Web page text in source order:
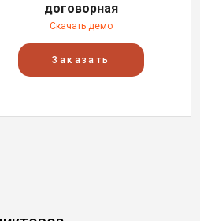
договорная
Скачать демо
Заказать